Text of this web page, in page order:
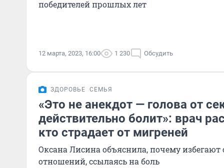
победителей прошлых лет
12 марта, 2023, 16:00 1 230 Обсудить
ЗДОРОВЬЕ СЕМЬЯ
«Это не анекдот — голова от
действительно болит»: врач
кто страдает от мигреней
Оксана Лисина объяснила, почему избегают
отношений, ссылаясь на боль